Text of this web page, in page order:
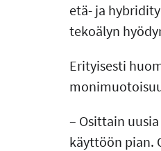
etä- ja
tekoälyn
Erityisesti
– Osittain
käyttöön pian.